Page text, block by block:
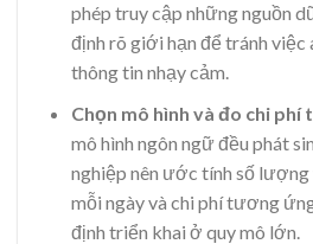
phép truy cập những nguồn
định rõ giới hạn để tránh việc
thông tin nhạy cảm.
Chọn mô hình và đo chi phí
mô hình ngôn ngữ đều phát
nghiệp nên ước tính số lượng
mỗi ngày và chi phí tương
định triển khai ở quy mô lớn.